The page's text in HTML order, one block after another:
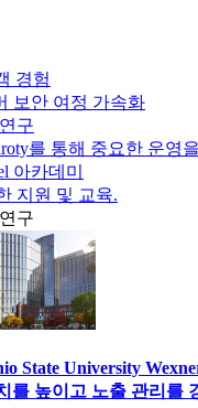
경험
보안 여정 가속화
구
를 통해 중요한 운영
아카데미
지원 및 교육.
구
State University
를 높이고 노출 관리를